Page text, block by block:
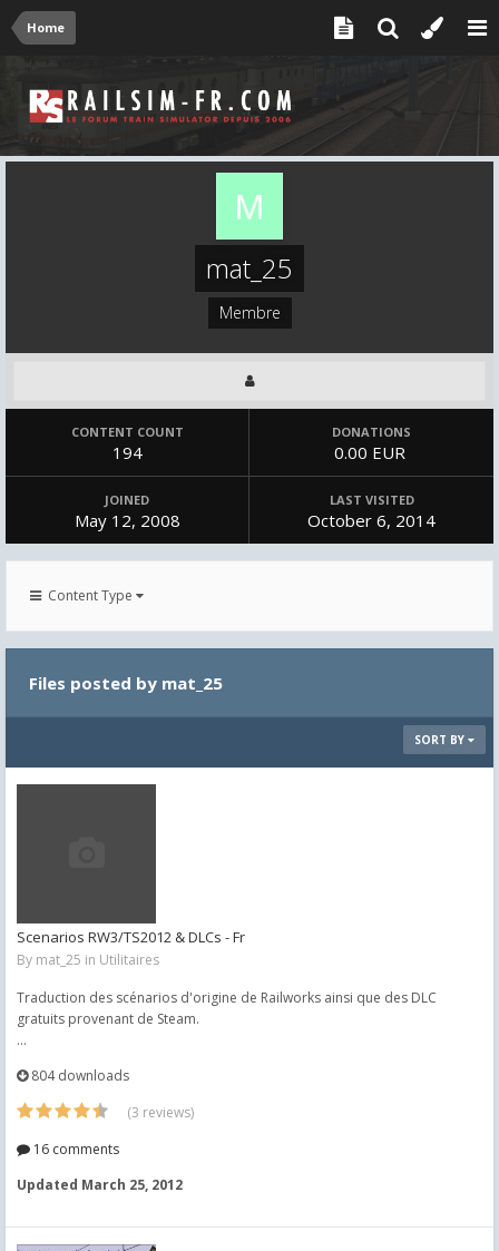
Home
mat_25
Membre
CONTENT COUNT
194
DONATIONS
0.00 EUR
JOINED
May 12, 2008
LAST VISITED
October 6, 2014
Content Type
Files posted by mat_25
SORT BY
Scenarios RW3/TS2012 & DLCs - Fr
By mat_25 in Utilitaires
Traduction des scénarios d'origine de Railworks ainsi que des DLC
gratuits provenant de Steam.
...
804 downloads
(3 reviews)
16 comments
Updated March 25, 2012